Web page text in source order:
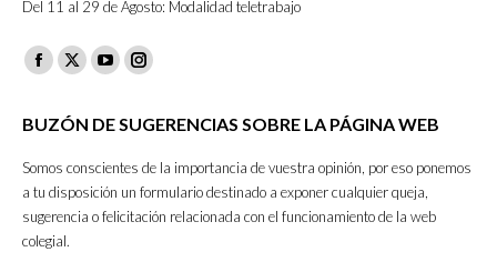
Del 11 al 29 de Agosto: Modalidad teletrabajo
Facebook
opens
new
window
X
opens
new
window
YouTube
opens
new
window
Instagram
opens
in
new
window
BUZÓN DE SUGERENCIAS SOBRE LA PÁGINA WEB
Somos conscientes de la importancia de vuestra opinión, por eso ponemos
a tu disposición un formulario destinado a exponer cualquier queja,
sugerencia o felicitación relacionada con el funcionamiento de la web
colegial.